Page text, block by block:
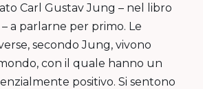
Carl Gustav Jung – nel libro
a parlarne per primo. Le
secondo Jung, vivono
con il quale hanno un
positivo. Si sentono